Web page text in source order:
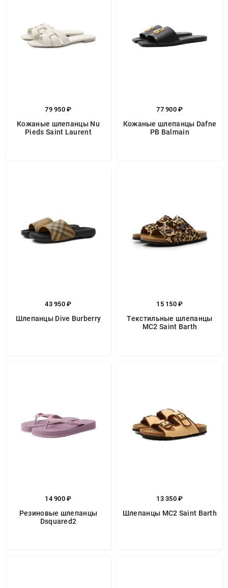
79 950 ₽
Кожаные шлепанцы Nu
Pieds Saint Laurent
77 900 ₽
Кожаные шлепанцы Dafne
PB Balmain
43 950 ₽
Шлепанцы Dive Burberry
15 150 ₽
Текстильные шлепанцы
MC2 Saint Barth
14 900 ₽
Резиновые шлепанцы
Dsquared2
13 350 ₽
Шлепанцы MC2 Saint Barth